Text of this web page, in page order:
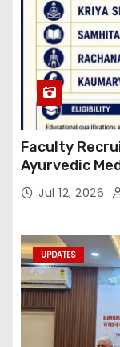
Faculty
Ayurvedic
Road ,Siwan
Jul 12, 2026
UPDATES